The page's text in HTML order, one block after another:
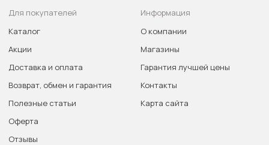
Для покупателей
Каталог
Акции
Доставка и оплата
Возврат, обмен и гарантия
Полезные статьи
Оферта
Отзывы
Информация
О компании
Магазины
Гарантия лучшей цены
Контакты
Карта сайта